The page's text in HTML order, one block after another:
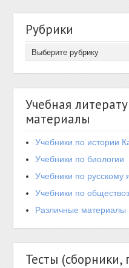
Рубрики
Учебная
материалы
Учебники по истории
Учебники по биологии
Учебники по русскому
Учебники по
Различные материалы
Тесты (сборники,